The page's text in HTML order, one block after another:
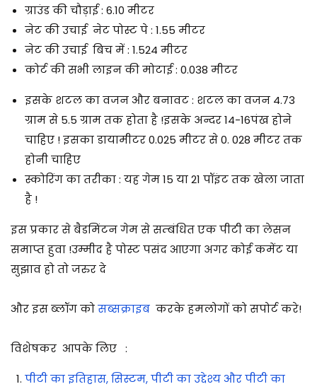
ग्राउंड की चौड़ाई : 6.10 मीटर
नेट की उचाई नेट पोस्ट पे : 1.55 मीटर
नेट की उचाई बिच में : 1.524 मीटर
कोर्ट की सभी लाइन की मोटाई : 0.038 मीटर
इसके शटल का वजन और बनावट : शटल का वजन 4.73
ग्राम से 5.5 ग्राम तक होता है !इसके अन्दर 14-16पंख होने
चाहिए ! इसका डायामीटर 0.025 मीटर से 0. 028 मीटर तक
होनी चाहिए
स्कोरिंग का तरीका : यह गेम 15 या 21 पॉइंट तक खेला जाता
है !
इस प्रकार से बैडमिंटन गेम से सम्बंधित एक पीटी का लेसन
समाप्त हुवा !उम्मीद है पोस्ट पसंद आएगा अगर कोई कमेंट या
सुझाव हो तो जरुर दे
और इस ब्लॉग कोसब्सक्राइब करके हमलोगों को सपोर्ट करे!
विशेषकर आपके लिए :
पीटी का इतिहास, सिस्टम, पीटी का उद्देश्य और पीटी का